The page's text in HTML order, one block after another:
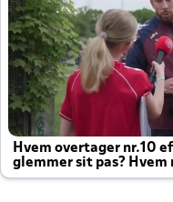
Hvem overtager nr.10
glemmer sit pas? Hvem
altid til efter kampe?